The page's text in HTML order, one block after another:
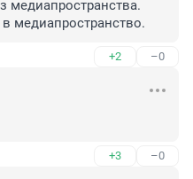
медиапространства.
медиапространство.
+2 –0
+3 –0